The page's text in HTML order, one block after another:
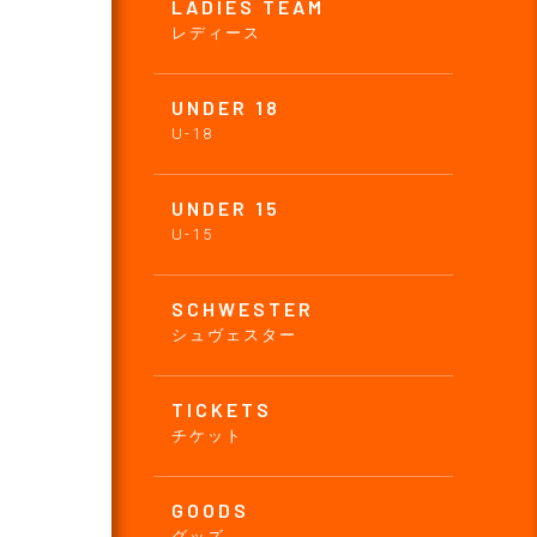
LADIES TEAM
レディース
UNDER 18
U-18
UNDER 15
U-15
SCHWESTER
シュヴェスター
TICKETS
チケット
GOODS